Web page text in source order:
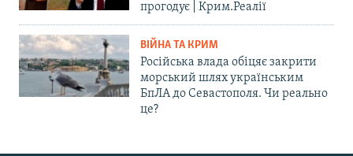
прогодує | Крим.Реалії
ВІЙНА ТА КРИМ
Російська влада обіцяє закрити
морський шлях українським
БпЛА до Севастополя. Чи реально
це?